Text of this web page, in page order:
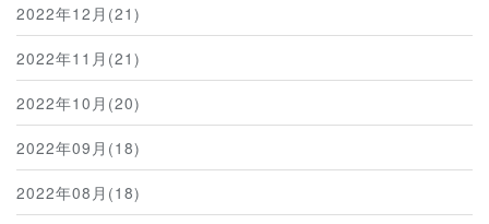
2022年12月(21)
2022年11月(21)
2022年10月(20)
2022年09月(18)
2022年08月(18)